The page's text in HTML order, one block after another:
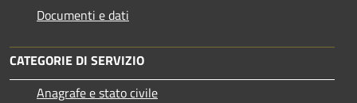
Documenti e dati
CATEGORIE DI SERVIZIO
Anagrafe e stato civile